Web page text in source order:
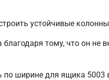
устойчивые
благодаря тому, что он
по ширине для ящика